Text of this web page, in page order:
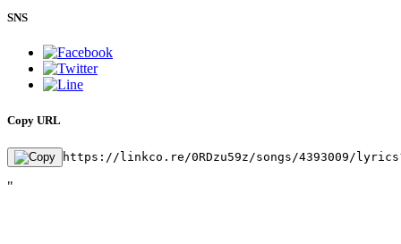
SNS
Copy URL
https://linkco.re/0RDzu59z/songs/4393009/
"